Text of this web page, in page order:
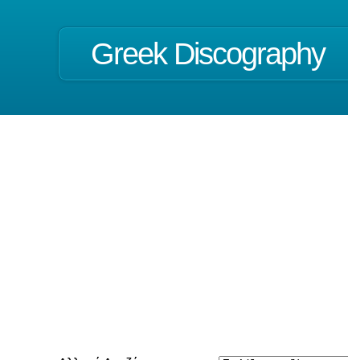
Greek Discography